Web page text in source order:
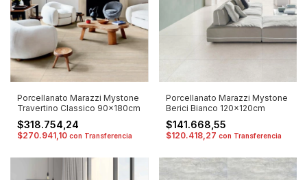
Porcellanato Marazzi Mystone
Travertino Classico 90x180cm
$318.754,24
$270.941,10 con Transferencia
Porcellanato Marazzi Mystone
Berici Bianco 120x120cm
$141.668,55
$120.418,27 con Transferencia